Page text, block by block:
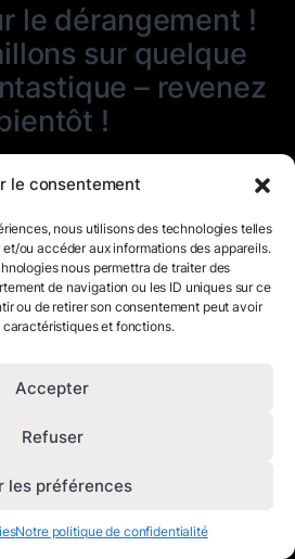
le consentement
nous utilisons des technologies telles
ou accéder aux informations des appareils.
nous permettra de traiter des
de navigation ou les ID uniques sur ce
ou de retirer son consentement peut avoir
et fonctions.
Accepter
Refuser
les préférences
Notre politique de confidentialité
le dérangement !
sur quelque
– revenez
!